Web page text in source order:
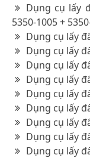
Dụng cụ lấy
5350-1005 +
Dụng cụ lấy
Dụng cụ lấy
Dụng cụ lấy
Dụng cụ lấy
Dụng cụ lấy
Dụng cụ lấy
Dụng cụ lấy
Dụng cụ lấy
Dụng cụ lấy